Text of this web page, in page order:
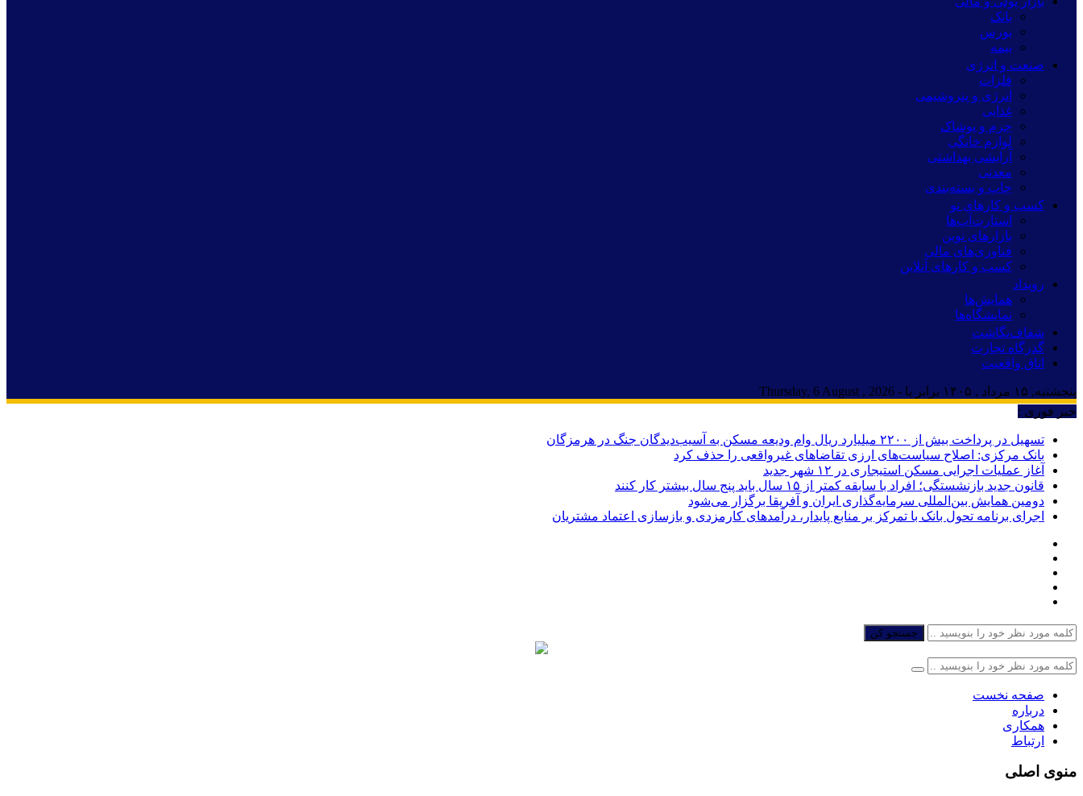
بانک
بورس
بیمه
صنعت و انرژی
فلزات
انرژی و پتروشیمی
غذایی
چرم و پوشاک
لوازم خانگی
آرایشی بهداشتی
معدنی
چاپ و بسته‌بندی
کسب و کارهای نو
استارت‌آپ‌ها
بازارهای نوین
فناوری‌های مالی
کسب و کارهای آنلاین
رویداد
همایش‌ها
نمایشگاه‌ها
شفاف‌نگاشت
گذرگاه تجارت
اتاق واقعیت
پنجشنبه, ۱۵ مرداد , ۱۴۰۵ برابر با - Thursday, 6 August , 2026
خبر فوری :
تسهیل در پرداخت بیش از ۲۲۰۰ میلیارد ریال وام ودیعه مسکن به آسیب‌دیدگان جنگ در هرمزگان
بانک مرکزی: اصلاح سیاست‌های ارزی تقاضاهای غیرواقعی را حذف کرد
آغاز عملیات اجرایی مسکن استیجاری در ۱۲ شهر جدید
قانون جدید بازنشستگی؛ افراد با سابقه کمتر از ۱۵ سال باید پنج سال بیشتر کار کنند
دومین همایش بین‌المللی سرمایه‌گذاری ایران و آفریقا برگزار می‌شود
اجرای برنامه تحول بانک با تمرکز بر منابع پایدار، درآمدهای کارمزدی و بازسازی اعتماد مشتریان
جستجو کن
صفحه نخست
درباره
همکاری
ارتباط
منوی اصلی